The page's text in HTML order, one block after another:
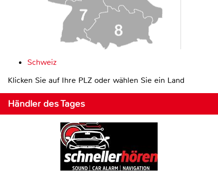
Schweiz
Klicken Sie auf Ihre PLZ oder wählen Sie ein Land
Händler des Tages